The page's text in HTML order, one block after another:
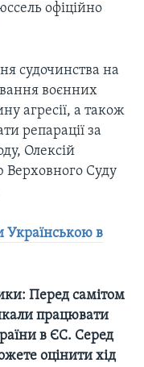
офіційно
судочинства на
воєнних
агресії, а також
репарації за
Олексій
Верховного Суду
Українською в
Перед самітом
працювати
в ЄС. Серед
оцінити хід